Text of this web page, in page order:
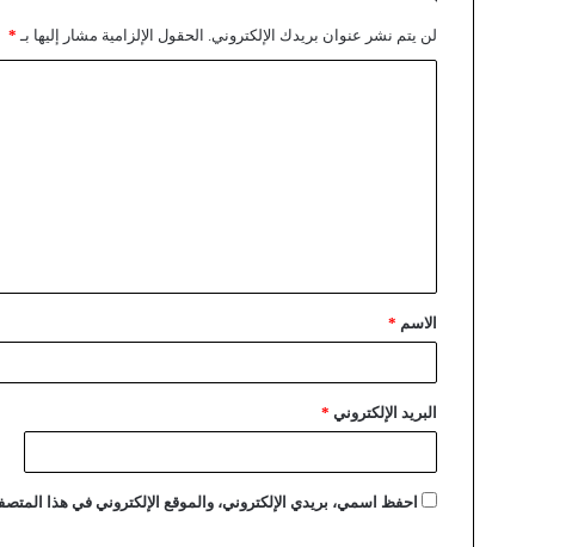
لن يتم نشر عنوان بريدك الإلكتروني. الحقول الإلزامية مشار إليها بـ *
الاسم *
البريد الإلكتروني *
احفظ اسمي، بريدي الإلكتروني، والموقع الإلكتروني في هذا